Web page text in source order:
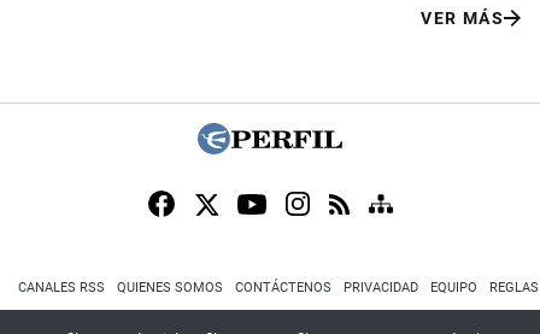
VER MÁS
CANALES RSS QUIENES SOMOS CONTÁCTENOS PRIVACIDAD EQUIPO